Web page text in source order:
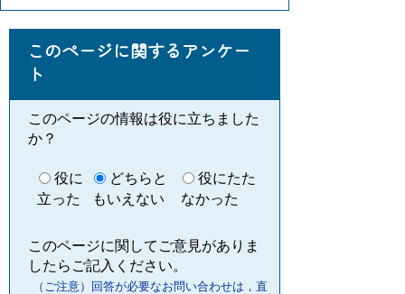
このページに関するアンケー
ト
このページの情報は役に立ちました
か？
役に
立った
どちらと
もいえない
役にたた
なかった
このページに関してご意見がありま
したらご記入ください。
（ご注意）回答が必要なお問い合わせは，直